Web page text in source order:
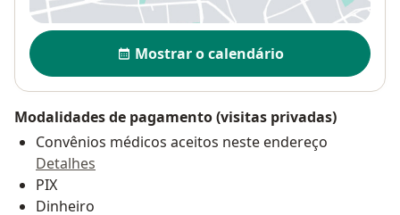
Disponibilidade
Mostrar o calendário
Modalidades de pagamento (visitas privadas)
Convênios médicos aceitos neste endereço
Detalhes
PIX
Dinheiro